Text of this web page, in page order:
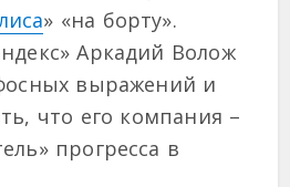
» «на борту».
Аркадий Волож
выражений и
что его компания –
прогресса в